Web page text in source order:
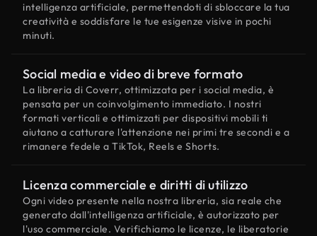
intelligenza artificiale, permettendoti di sbloccare la tua
creatività e soddisfare le tue esigenze visive in pochi
minuti.
Social media e video di breve formato
La libreria di Coverr, ottimizzata per i social media, è
pensata per un coinvolgimento immediato. I nostri
formati verticali e ottimizzati per dispositivi mobili ti
aiutano a catturare l'attenzione nei primi tre secondi e a
rimanere fedele a TikTok, Reels e Shorts.
Licenza commerciale e diritti di utilizzo
Ogni video presente nella nostra libreria, sia reale che
generato dall'intelligenza artificiale, è autorizzato per
l'uso commerciale. Verifichiamo le licenze, le liberatorie